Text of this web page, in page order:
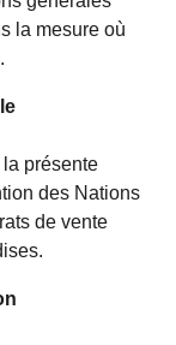
la mesure où
présente
des Nations
de vente